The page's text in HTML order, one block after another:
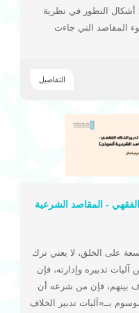
أشكال التطور في نظرية
المقاصد التي جاءت
التفاصيل
الفقهي - المقاصد الشرعية
على الخلق، لا يعني ترك
تدبيره وإدارته، فإن
بينهم، فإن من شرعه أن
بــ«آليات تدبير الخلاف